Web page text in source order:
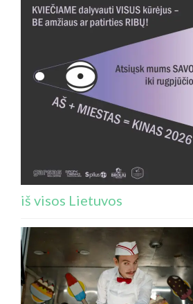
iš visos Lietuvos